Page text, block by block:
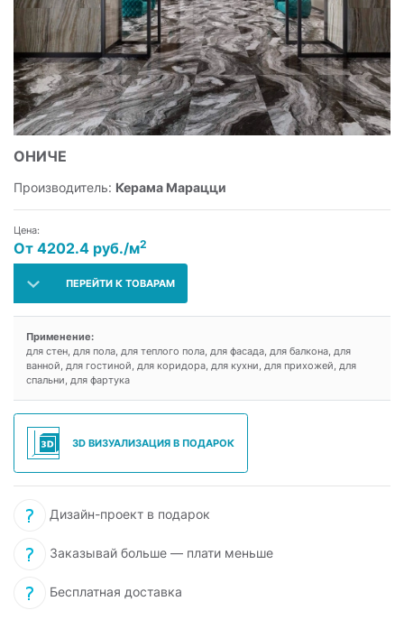
ОНИЧЕ
Производитель: Керама Марацци
Цена:
От 4202.4 руб./м2
ПЕРЕЙТИ К ТОВАРАМ
Применение:
для стен, для пола, для теплого пола, для фасада, для балкона, для
ванной, для гостиной, для коридора, для кухни, для прихожей, для
спальни, для фартука
3D ВИЗУАЛИЗАЦИЯ В ПОДАРОК
Дизайн-проект в подарок
Заказывай больше — плати меньше
Бесплатная доставка